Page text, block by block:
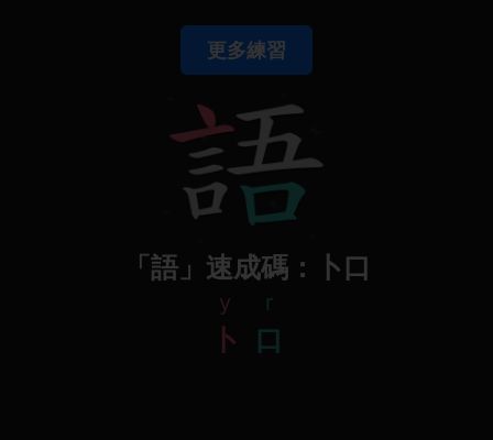
更多練習
「語」速成碼：卜口
y
卜
r
口